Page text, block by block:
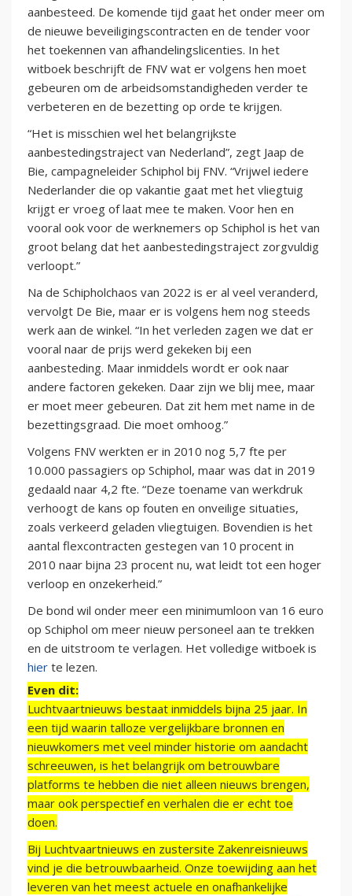
aanbesteed. De komende tijd gaat het onder meer om
de nieuwe beveiligingscontracten en de tender voor
het toekennen van afhandelingslicenties. In het
witboek beschrijft de FNV wat er volgens hen moet
gebeuren om de arbeidsomstandigheden verder te
verbeteren en de bezetting op orde te krijgen.
“Het is misschien wel het belangrijkste
aanbestedingstraject van Nederland”, zegt Jaap de
Bie, campagneleider Schiphol bij FNV. “Vrijwel iedere
Nederlander die op vakantie gaat met het vliegtuig
krijgt er vroeg of laat mee te maken. Voor hen en
vooral ook voor de werknemers op Schiphol is het van
groot belang dat het aanbestedingstraject zorgvuldig
verloopt.”
Na de Schipholchaos van 2022 is er al veel veranderd,
vervolgt De Bie, maar er is volgens hem nog steeds
werk aan de winkel. “In het verleden zagen we dat er
vooral naar de prijs werd gekeken bij een
aanbesteding. Maar inmiddels wordt er ook naar
andere factoren gekeken. Daar zijn we blij mee, maar
er moet meer gebeuren. Dat zit hem met name in de
bezettingsgraad. Die moet omhoog.”
Volgens FNV werkten er in 2010 nog 5,7 fte per
10.000 passagiers op Schiphol, maar was dat in 2019
gedaald naar 4,2 fte. “Deze toename van werkdruk
verhoogt de kans op fouten en onveilige situaties,
zoals verkeerd geladen vliegtuigen. Bovendien is het
aantal flexcontracten gestegen van 10 procent in
2010 naar bijna 23 procent nu, wat leidt tot een hoger
verloop en onzekerheid.”
De bond wil onder meer een minimumloon van 16 euro
op Schiphol om meer nieuw personeel aan te trekken
en de uitstroom te verlagen. Het volledige witboek is
hier te lezen.
Even dit:
Luchtvaartnieuws bestaat inmiddels bijna 25 jaar. In
een tijd waarin talloze vergelijkbare bronnen en
nieuwkomers met veel minder historie om aandacht
schreeuwen, is het belangrijk om betrouwbare
platforms te hebben die niet alleen nieuws brengen,
maar ook perspectief en verhalen die er echt toe
doen.
Bij Luchtvaartnieuws en zustersite Zakenreisnieuws
vind je die betrouwbaarheid. Onze toewijding aan het
leveren van het meest actuele en onafhankelijke